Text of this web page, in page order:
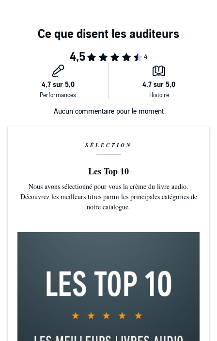
pasos como estudiante y pasante en Johannesburgo, el lento
matrimonio, la dolorosa separación de sus hijos, los veintisiete años
que estuvo en prisión -repletos de acontecimientos-, su libertad y la
instauración definitiva en Sudáfrica de una democracia multirracial.
Una obra magistral destinada a ocupar un lugar de honor entre
las memorias de las figuras más importantes de la historia,
ahora disponible en formato audiolibro.
«No nací con hambre de libertad, nací libre en todos los aspectos
joven, que mi libertad ya me había sido arrebatada, fue cuando
«Me gustan los amigos que tienen pensamientos independientes,
«Debemos usar el tiempo sabiamente y darnos cuenta de que
siempre es el momento oportuno para hacer las cosas bien».
©1994 Nelson Rolihlahla Mandela (P)2019 Penguin Random House
Aucun commentaire pour le moment
SÉLECTION
Les Top 10
Nous avons sélectionné pour vous la crème du livre audio.
Découvrez les meilleurs titres parmi les principales catégories de
notre catalogue.